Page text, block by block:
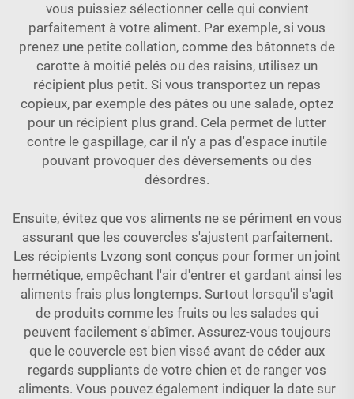
vous puissiez sélectionner celle qui convient
parfaitement à votre aliment. Par exemple, si vous
prenez une petite collation, comme des bâtonnets de
carotte à moitié pelés ou des raisins, utilisez un
récipient plus petit. Si vous transportez un repas
copieux, par exemple des pâtes ou une salade, optez
pour un récipient plus grand. Cela permet de lutter
contre le gaspillage, car il n'y a pas d'espace inutile
pouvant provoquer des déversements ou des
désordres.
Ensuite, évitez que vos aliments ne se périment en vous
assurant que les couvercles s'ajustent parfaitement.
Les récipients Lvzong sont conçus pour former un joint
hermétique, empêchant l'air d'entrer et gardant ainsi les
aliments frais plus longtemps. Surtout lorsqu'il s'agit
de produits comme les fruits ou les salades qui
peuvent facilement s'abîmer. Assurez-vous toujours
que le couvercle est bien vissé avant de céder aux
regards suppliants de votre chien et de ranger vos
aliments. Vous pouvez également indiquer la date sur